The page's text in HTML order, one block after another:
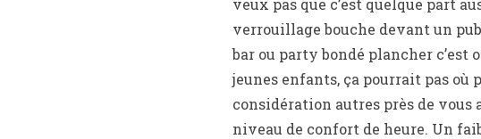
veux pas que c’est quelque part
verrouillage bouche devant un
bar ou party bondé plancher c’est
jeunes enfants, ça pourrait pas où
considération autres près de vous
niveau de confort de heure. Un